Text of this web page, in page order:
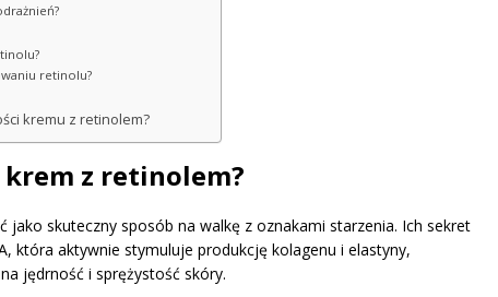
retinolu?
kremu z retinolem?
krem z retinolem?
jako skuteczny sposób na walkę z oznakami starzenia. Ich sekret
która aktywnie stymuluje produkcję kolagenu i elastyny,
jędrność i sprężystość skóry.